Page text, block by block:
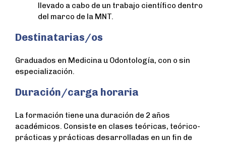
llevado a cabo de un trabajo científico dentro
del marco de la MNT.
Destinatarias/os
Graduados en Medicina u Odontología, con o sin
especialización.
Duración/carga horaria
La formación tiene una duración de 2 años
académicos. Consiste en clases teóricas, teórico-
prácticas y prácticas desarrolladas en un fin de